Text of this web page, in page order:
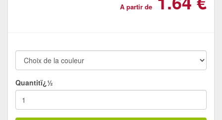
A partir de
Quantitï¿½